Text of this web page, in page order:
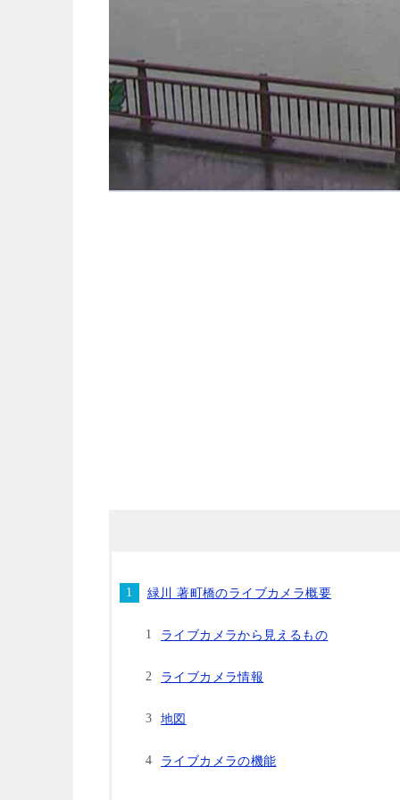
緑川 著町橋のライブカメラ概要
ライブカメラから見えるもの
ライブカメラ情報
地図
ライブカメラの機能